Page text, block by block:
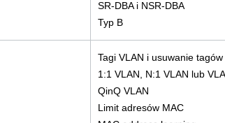
SR-DBA i NSR-DBA
Typ B
Tagi VLAN i usuwanie
1:1 VLAN, N:1 VLAN lub
QinQ VLAN
Limit adresów MAC